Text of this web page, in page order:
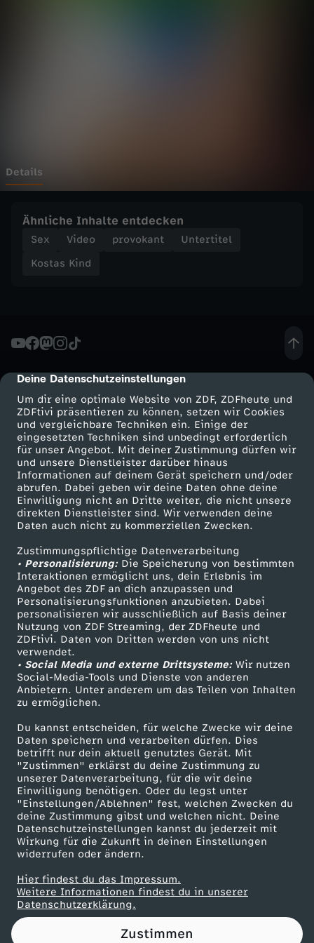
cmp-dialog-description
Deine Datenschutzeinstellungen
Um dir eine optimale Website von ZDF, ZDFheute und
ZDFtivi präsentieren zu können, setzen wir Cookies
und vergleichbare Techniken ein. Einige der
eingesetzten Techniken sind unbedingt erforderlich
für unser Angebot. Mit deiner Zustimmung dürfen wir
und unsere Dienstleister darüber hinaus
Informationen auf deinem Gerät speichern und/oder
abrufen. Dabei geben wir deine Daten ohne deine
Einwilligung nicht an Dritte weiter, die nicht unsere
direkten Dienstleister sind. Wir verwenden deine
Daten auch nicht zu kommerziellen Zwecken.
Zustimmungspflichtige Datenverarbeitung
• Personalisierung:Die Speicherung von bestimmten
Interaktionen ermöglicht uns, dein Erlebnis im
Angebot des ZDF an dich anzupassen und
Personalisierungsfunktionen anzubieten. Dabei
personalisieren wir ausschließlich auf Basis deiner
Nutzung von ZDF Streaming, der ZDFheute und
ZDFtivi. Daten von Dritten werden von uns nicht
verwendet.
• Social Media und externe Drittsysteme:Wir nutzen
Social-Media-Tools und Dienste von anderen
Anbietern. Unter anderem um das Teilen von Inhalten
zu ermöglichen.
Du kannst entscheiden, für welche Zwecke wir deine
Daten speichern und verarbeiten dürfen. Dies
betrifft nur dein aktuell genutztes Gerät. Mit
"Zustimmen" erklärst du deine Zustimmung zu
unserer Datenverarbeitung, für die wir deine
Einwilligung benötigen. Oder du legst unter
"Einstellungen/Ablehnen" fest, welchen Zwecken du
deine Zustimmung gibst und welchen nicht. Deine
Datenschutzeinstellungen kannst du jederzeit mit
Wirkung für die Zukunft in deinen Einstellungen
widerrufen oder ändern.
Hier findest du das Impressum.
Weitere Informationen findest du in unserer
Datenschutzerklärung.
Zustimmen
L
g
1
W
a
h
r
h
e
i
t
-
S
c
h
w
u
l
e
n
Details
Ähnliche Inhalte entdecken
Sex Video provokant
Untertitel
Kostas Kind
Mehr ZDF
ZDF-Apps
Smart TV
ZDFtext
Livestreams
Sendungen A-Z
TV-Programm
Service
ZDFmitreden
Kontakt zum ZDF
Tickets
Zuschauerservice
Hilfe
ZDF Unternehmen
Karriere
ZDF goes Schule
Werbefernsehen
Mainzelmännchen
Partner